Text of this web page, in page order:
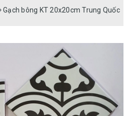
Gạch bông KT 20x20cm Trung Quốc